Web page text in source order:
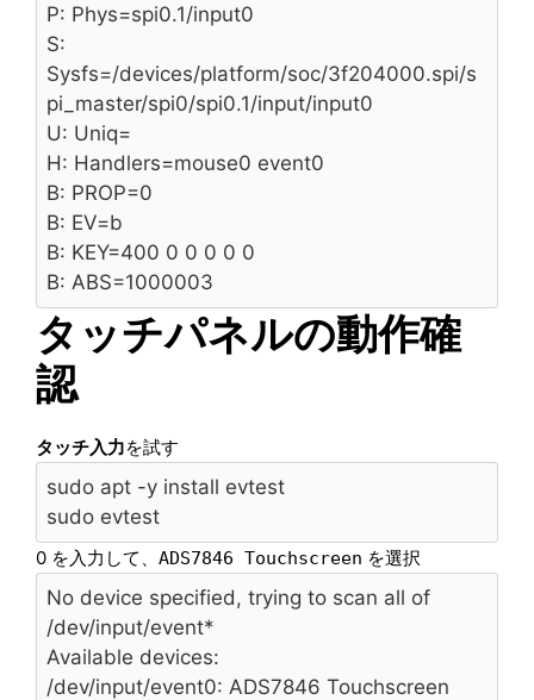
P: Phys=spi0.1/input0
S:
Sysfs=/devices/platform/soc/3f204000.spi/s
pi_master/spi0/spi0.1/input/input0
U: Uniq=
H: Handlers=mouse0 event0
B: PROP=0
B: EV=b
B: KEY=400 0 0 0 0 0
B: ABS=1000003
タッチパネルの動作確
認
タッチ入力を試す
sudo apt -y install evtest
sudo evtest
0 を入力して、 ADS7846 Touchscreen を選択
No device specified, trying to scan all of
/dev/input/event*
Available devices:
/dev/input/event0: ADS7846 Touchscreen